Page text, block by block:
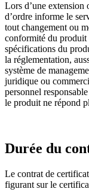
Lors d’une extension
d’ordre informe le
tout changement ou
conformité du produit
spécifications du
la réglementation,
système de
juridique ou
personnel
le produit ne répond
Durée du
Le contrat de
figurant sur le